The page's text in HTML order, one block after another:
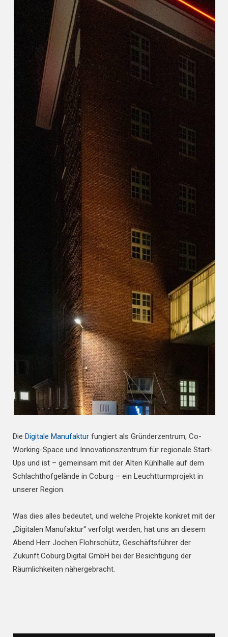
Die Digitale Manufaktur fungiert als Gründerzentrum, Co-
Working-Space und Innovationszentrum für regionale Start-
Ups und ist – gemeinsam mit der Alten Kühlhalle auf dem
Schlachthofgelände in Coburg – ein Leuchtturmprojekt in
unserer Region.
Was dies alles bedeutet, und welche Projekte konkret mit der
„Digitalen Manufaktur“ verfolgt werden, hat uns an diesem
Abend Herr Jochen Flohrschütz, Geschäftsführer der
Zukunft.Coburg.Digital GmbH bei der Besichtigung der
Räumlichkeiten nähergebracht.